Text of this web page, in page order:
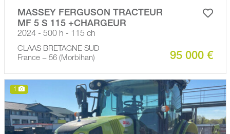
MASSEY FERGUSON TRACTEUR
MF 5 S 115 +CHARGEUR
2024 - 500 h - 115 ch
CLAAS BRETAGNE SUD
France − 56 (Morbihan)
95 000 €
1